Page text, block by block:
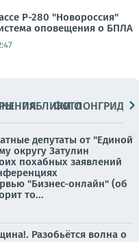
Р-280 "Новороссия"
оповещения о БПЛА
ПАБЛИКИ
ФОТОЛОНГРИДЫ
депутаты от "Единой
округу Затулин
похабных заявлений
"Бизнес-онлайн" (об
то...
Разобьётся волна о